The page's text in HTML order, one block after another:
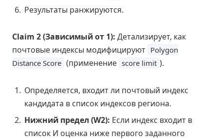
Результаты ранжируются.
Claim 2 (Зависимый от 1): Детализирует, как
почтовые индексы модифицируют Polygon
Distance Score (применение score limit ).
Определяется, входит ли почтовый индекс
кандидата в список индексов региона.
Нижний предел (W2): Если индекс входит в
список И оценка ниже первого заданного